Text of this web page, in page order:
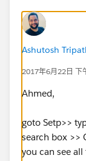
Ashutosh
2017年6月22日 下
Ahmed,
goto Setp>>
search box >>
you can see